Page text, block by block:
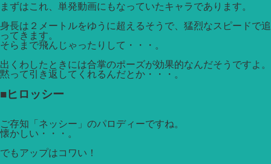
まずはこれ、単発動画にもなっていたキャラであります。
身長は２メートルをゆうに超えるそうで、猛烈なスピードで追
ってきます。
そらまで飛んじゃったりして・・・。
出くわしたときには合掌のポーズが効果的なんだそうですよ。
黙って引き返してくれるんだとか・・・。
■ヒロッシー
ご存知「ネッシー」のパロディーですね。
懐かしい・・・。
でもアップはコワい！